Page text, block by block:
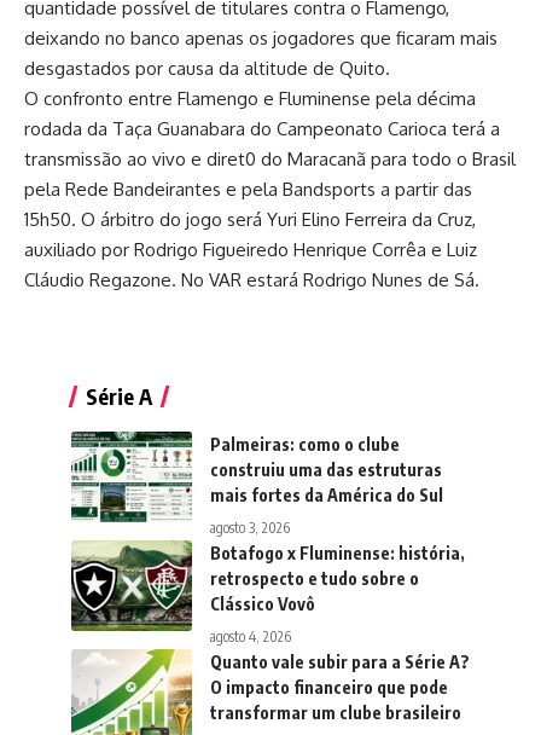
quantidade possível de titulares contra o Flamengo,
deixando no banco apenas os jogadores que ficaram mais
desgastados por causa da altitude de Quito.
O confronto entre Flamengo e Fluminense pela décima
rodada da Taça Guanabara do Campeonato Carioca terá a
transmissão ao vivo e diret0 do Maracanã para todo o Brasil
pela Rede Bandeirantes e pela Bandsports a partir das
15h50. O árbitro do jogo será Yuri Elino Ferreira da Cruz,
auxiliado por Rodrigo Figueiredo Henrique Corrêa e Luiz
Cláudio Regazone. No VAR estará Rodrigo Nunes de Sá.
Série A
Palmeiras: como o clube
construiu uma das estruturas
mais fortes da América do Sul
agosto 3, 2026
Botafogo x Fluminense: história,
retrospecto e tudo sobre o
Clássico Vovô
agosto 4, 2026
Quanto vale subir para a Série A?
O impacto financeiro que pode
transformar um clube brasileiro